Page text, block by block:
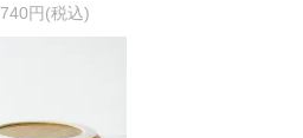
円(税込)